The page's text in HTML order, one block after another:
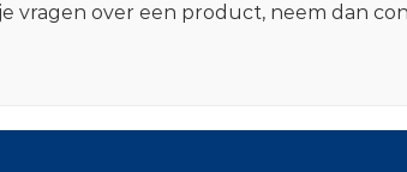
vragen over een product, neem dan